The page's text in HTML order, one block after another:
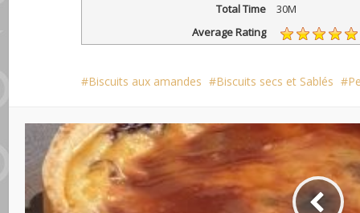
Total Time
30M
Average Rating
Biscuits aux amandes Biscuits secs et Sablés